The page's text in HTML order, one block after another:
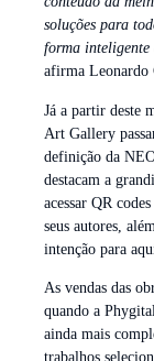
soluções para
forma inteligente
afirma Leonardo
Já a partir deste
Art Gallery
definição da
destacam a
acessar QR
seus autores,
intenção para
As vendas das
quando a
ainda mais
trabalhos